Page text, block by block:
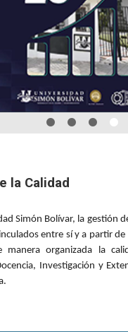
la Calidad
Simón Bolívar, la gestión
entre sí y a partir
manera organizada la
Investigación y